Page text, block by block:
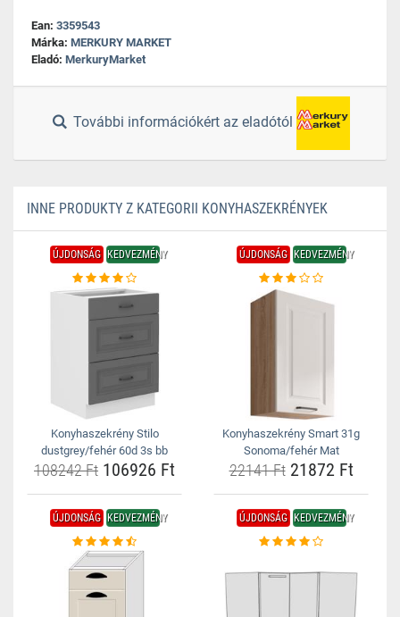
Ean: 3359543
Márka: MERKURY MARKET
Eladó: MerkuryMarket
További információkért az eladótól
INNE PRODUKTY Z KATEGORII KONYHASZEKRÉNYEK
ÚJDONSÁG KEDVEZMÉNY
Konyhaszekrény Stilo
dustgrey/fehér 60d 3s bb
108242 Ft 106926 Ft
ÚJDONSÁG KEDVEZMÉNY
Konyhaszekrény Smart 31g
Sonoma/fehér Mat
22141 Ft21872 Ft
ÚJDONSÁG KEDVEZMÉNY ÚJDONSÁG KEDVEZMÉNY